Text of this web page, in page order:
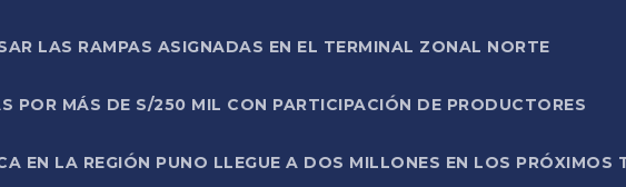
LAS RAMPAS ASIGNADAS EN EL TERMINAL ZONAL NORTE
POR MÁS DE S/250 MIL CON PARTICIPACIÓN DE PRODUCTORES
EN LA REGIÓN PUNO LLEGUE A DOS MILLONES EN LOS PRÓXIMOS